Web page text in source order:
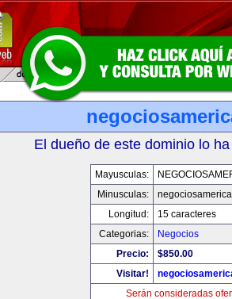
El dueño de este dominio lo
Mayusculas:
Minusculas:
Longitud:
15 caracteres
Categorias:
Negocios
Precio:
$850.00
Visitar!
Serán consideradas